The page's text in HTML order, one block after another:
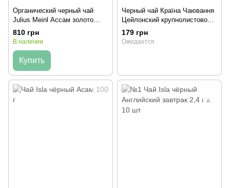
Органический черный чай
Julius Meinl Ассам золото
Брахмапутры 250 г
810 грн
В наличии
Купить
Черный чай Країна Чаювання
Цейлонский крупнолистовой
100 г
179 грн
Ожидается